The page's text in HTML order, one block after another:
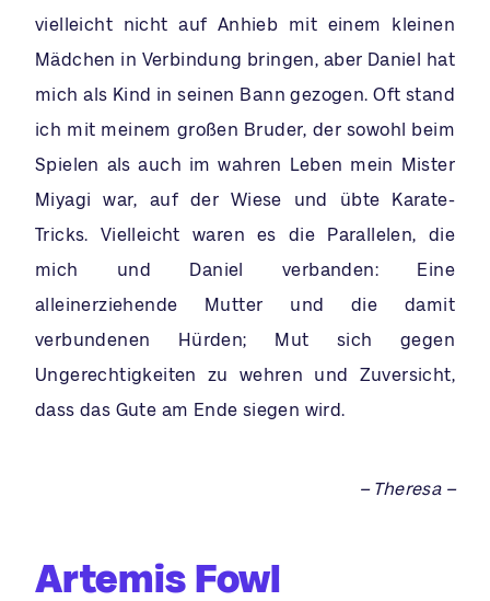
vielleicht nicht auf Anhieb mit einem kleinen
Mädchen in Verbindung bringen, aber Daniel hat
mich als Kind in seinen Bann gezogen. Oft stand
ich mit meinem großen Bruder, der sowohl beim
Spielen als auch im wahren Leben mein Mister
Miyagi war, auf der Wiese und übte Karate-
Tricks. Vielleicht waren es die Parallelen, die
mich und Daniel verbanden: Eine
alleinerziehende Mutter und die damit
verbundenen Hürden; Mut sich gegen
Ungerechtigkeiten zu wehren und Zuversicht,
dass das Gute am Ende siegen wird.
– Theresa –
Artemis Fowl